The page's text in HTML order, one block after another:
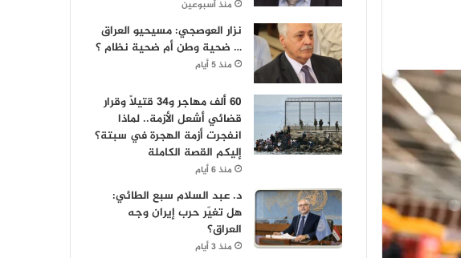
منذ أسبوعين
نزار العوصجي: مسيحيو العراق
… ضحية وطن أم ضحية نظام ؟
منذ 5 أيام
60 ألف مهاجر و34 قتيلاً وقرار
قضائي أشعل الأزمة.. لماذا
انفجرت أزمة الهجرة في سبتة؟
إليكم القصة الكاملة
منذ 6 أيام
د. عبد السلام سبع الطائي:
هل تغيّر حرب إيران وجه
العراق؟
منذ 3 أيام